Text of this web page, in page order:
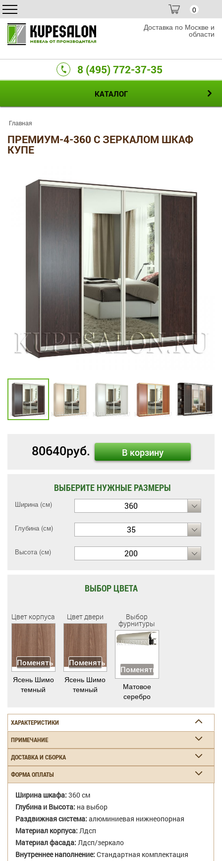
0
Доставка по Москве и
области
8 (495) 772-37-35
КАТАЛОГ
Главная
ПРЕМИУМ-4-360 С ЗЕРКАЛОМ ШКАФ
КУПЕ
80640руб. В корзину
ВЫБЕРИТЕ НУЖНЫЕ РАЗМЕРЫ
Ширина (см) 360
Глубина (см) 35
Высота (см) 200
ВЫБОР ЦВЕТА
Цвет корпуса
Поменять
Ясень Шимо
темный
Цвет двери
Поменять
Ясень Шимо
темный
Выбор
фурнитуры
Поменять
Матовое
серебро
ХАРАКТЕРИСТИКИ
ПРИМЕЧАНИЕ
ДОСТАВКА И СБОРКА
ФОРМА ОПЛАТЫ
Ширина шкафа: 360 см
Глубина и Высота: на выбор
Раздвижная система: алюминиевая нижнеопорная
Материал корпуса: Лдсп
Материал фасада: Лдсп/зеркало
Внутреннее наполнение: Стандартная комплектация